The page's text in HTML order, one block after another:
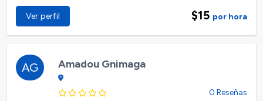
Ver perfil $15 por hora
AG Amadou Gnimaga
0 Reseñas